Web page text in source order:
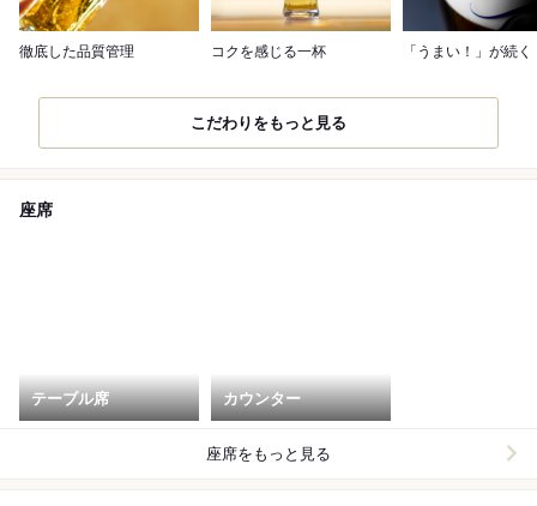
徹底した品質管理 コクを感じる一杯 「うまい！」が続く
こだわりをもっと見る
座席
テーブル席 カウンター
座席をもっと見る